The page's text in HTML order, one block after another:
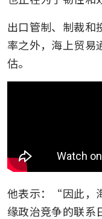
出口管制、制裁和
率之外，海上贸易
估。
他表示：“因此，
缘政治竞争的联系